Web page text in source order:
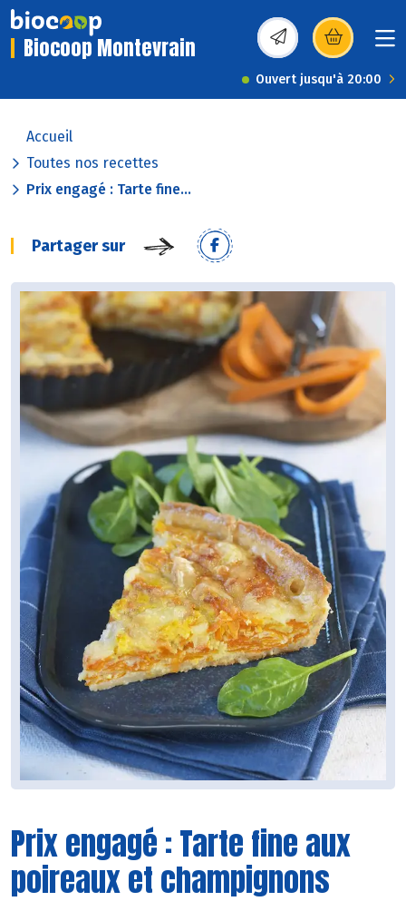
Biocoop Montevrain (s’ouvre dans une
Ouvert jusqu'à 20:00
Accueil
Toutes nos recettes
Prix engagé : Tarte fine...
Partager sur
Prix engagé : Tarte fine aux
poireaux et champignons